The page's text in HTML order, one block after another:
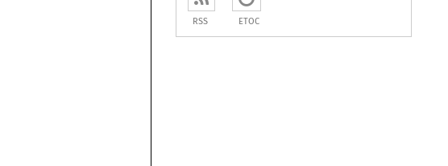
RSS ETOC